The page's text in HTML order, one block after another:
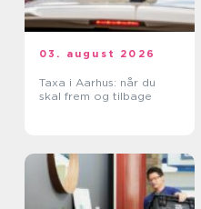
03. august 2026
Taxa i Aarhus: når du
skal frem og tilbage